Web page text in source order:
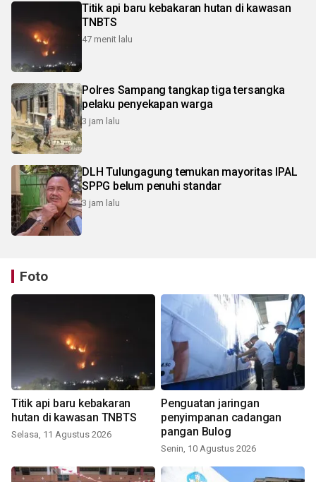
Titik api baru kebakaran hutan di kawasan
TNBTS
47 menit lalu
Polres Sampang tangkap tiga tersangka
pelaku penyekapan warga
3 jam lalu
DLH Tulungagung temukan mayoritas IPAL
SPPG belum penuhi standar
3 jam lalu
Foto
Titik api baru kebakaran
hutan di kawasan TNBTS
Selasa, 11 Agustus 2026
Penguatan jaringan
penyimpanan cadangan
pangan Bulog
Senin, 10 Agustus 2026